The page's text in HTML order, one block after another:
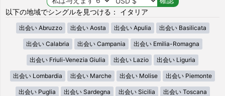
以下の地域でシングルを見つける： イタリア
出会い Abruzzo 出会い Aosta 出会い Apulia 出会い Basilicata
出会い Calabria 出会い Campania 出会い Emilia-Romagna
出会い Friuli-Venezia Giulia 出会い Lazio 出会い Liguria
出会い Lombardia 出会い Marche 出会い Molise 出会い Piemonte
出会い Puglia 出会い Sardegna 出会い Sicilia 出会い Toscana